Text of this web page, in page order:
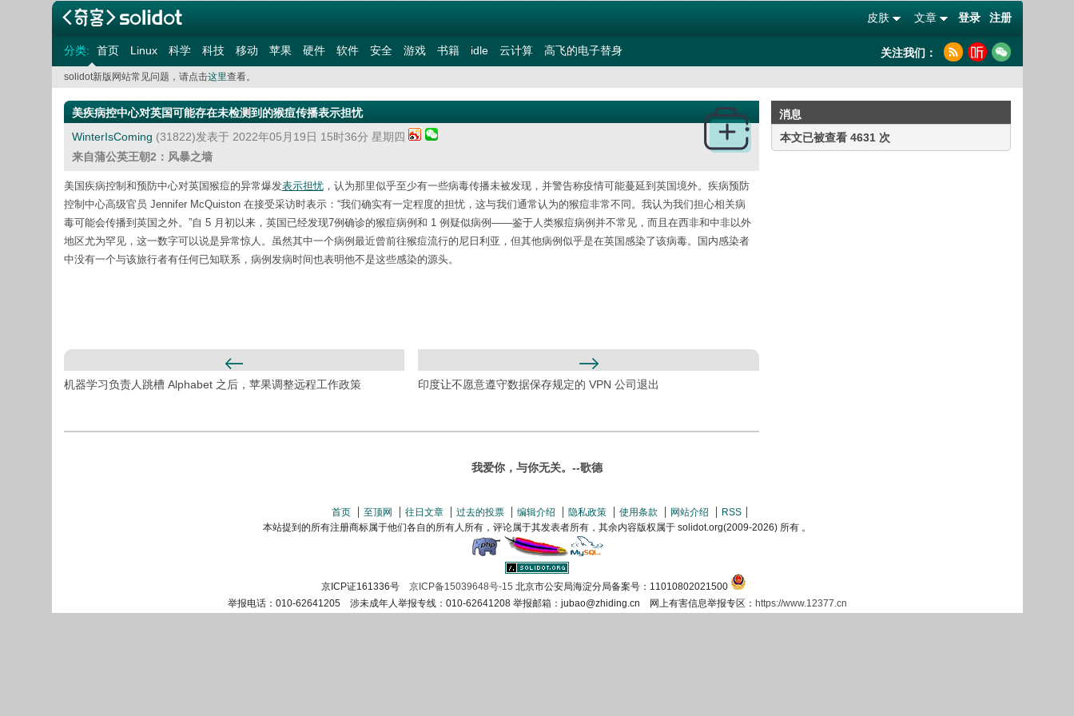
登录 注册
文章
皮肤
分类: 首页 Linux 科学 科技 移动 苹果 硬件 软件 安全 游戏 书籍 idle 云计算 高飞的电子替身 关注我们：
solidot新版网站常见问题，请点击这里查看。
消息
本文已被查看 4631 次
美疾病控中心对英国可能存在未检测到的猴痘传播表示担忧
WinterIsComing (31822)发表于 2022年05月19日 15时36分 星期四
来自蒲公英王朝2：风暴之墙
美国疾病控制和预防中心对英国猴痘的异常爆发表示担忧，认为那里似乎至少有一些病毒传播未被发现，并警告称疫情可能蔓延到英国境外。疾病预防
控制中心高级官员 Jennifer McQuiston 在接受采访时表示：“我们确实有一定程度的担忧，这与我们通常认为的猴痘非常不同。我认为我们担心相关病
毒可能会传播到英国之外。”自 5 月初以来，英国已经发现7例确诊的猴痘病例和 1 例疑似病例——鉴于人类猴痘病例并不常见，而且在西非和中非以外
地区尤为罕见，这一数字可以说是异常惊人。虽然其中一个病例最近曾前往猴痘流行的尼日利亚，但其他病例似乎是在英国感染了该病毒。国内感染者
中没有一个与该旅行者有任何已知联系，病例发病时间也表明他不是这些感染的源头。
机器学习负责人跳槽 Alphabet 之后，苹果调整远程工作政策 印度让不愿意遵守数据保存规定的 VPN 公司退出
我爱你，与你无关。--歌德
首页 至顶网 往日文章 过去的投票 编辑介绍 隐私政策 使用条款 网站介绍
RSS
本站提到的所有注册商标属于他们各自的所有人所有，评论属于其发表者所有，其余内容版权属于 solidot.org(2009-2026) 所有 。
京ICP证161336号 京ICP备15039648号-15 北京市公安局海淀分局备案号：11010802021500
举报电话：010-62641205 涉未成年人举报专线：010-62641208 举报邮箱：jubao@zhiding.cn 网上有害信息举报专区： https://www.12377.cn